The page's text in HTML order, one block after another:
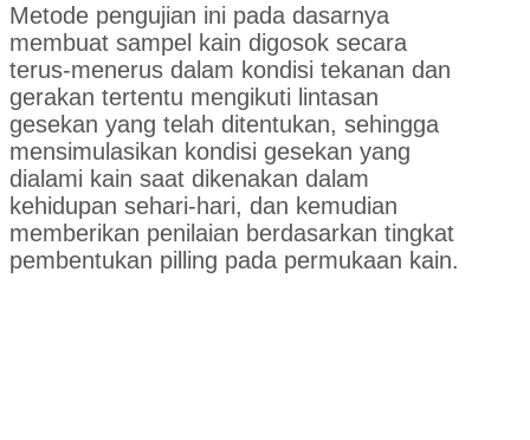
Metode pengujian ini pada dasarnya
membuat sampel kain digosok secara
terus-menerus dalam kondisi tekanan dan
gerakan tertentu mengikuti lintasan
gesekan yang telah ditentukan, sehingga
mensimulasikan kondisi gesekan yang
dialami kain saat dikenakan dalam
kehidupan sehari-hari, dan kemudian
memberikan penilaian berdasarkan tingkat
pembentukan pilling pada permukaan kain.